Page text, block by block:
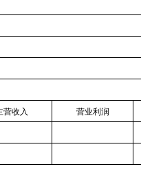
营收入 营业利润